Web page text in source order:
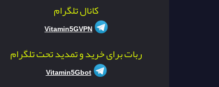
کانال تلگرام
Vitamin5GVPN
ربات برای خرید و تمدید تحت تلگرام
Vitamin5Gbot